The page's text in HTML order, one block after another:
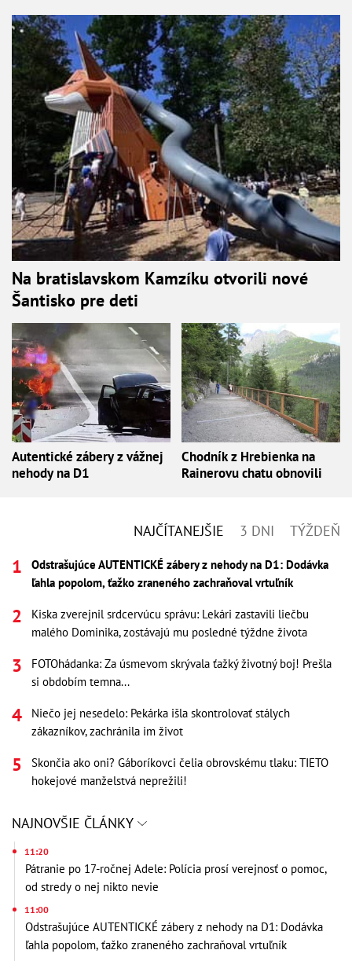
Na bratislavskom Kamzíku otvorili nové
Šantisko pre deti
Autentické zábery z vážnej
nehody na D1
Chodník z Hrebienka na
Rainerovu chatu obnovili
NAJČÍTANEJŠIE 3 DNI TÝŽDEŇ
Odstrašujúce AUTENTICKÉ zábery z nehody na D1: Dodávka
ľahla popolom, ťažko zraneného zachraňoval vrtuľník
Kiska zverejnil srdcervúcu správu: Lekári zastavili liečbu
malého Dominika, zostávajú mu posledné týždne života
FOTOhádanka: Za úsmevom skrývala ťažký životný boj! Prešla
si obdobím temna...
Niečo jej nesedelo: Pekárka išla skontrolovať stálych
zákazníkov, zachránila im život
Skončia ako oni? Gáboríkovci čelia obrovskému tlaku: TIETO
hokejové manželstvá neprežili!
NAJNOVŠIE ČLÁNKY
11:20
Pátranie po 17-ročnej Adele: Polícia prosí verejnosť o pomoc,
od stredy o nej nikto nevie
11:00
Odstrašujúce AUTENTICKÉ zábery z nehody na D1: Dodávka
ľahla popolom, ťažko zraneného zachraňoval vrtuľník